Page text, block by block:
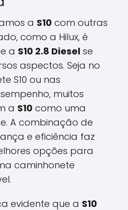
a S10 com outras
como a Hilux, é
a S10 2.8 Diesel se
aspectos. Seja no
S10 ou nas
muitos
a S10 como uma
A combinação de
e eficiência faz
opções para
caminhonete
evidente que a S10